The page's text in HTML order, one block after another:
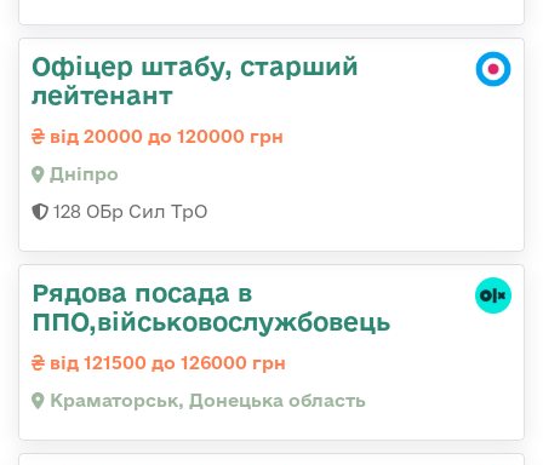
Офіцер штабу, старший
лейтенант
від 20000 до 120000 грн
Дніпро
128 ОБр Сил ТрО
Рядова посада в
ППО,військовослужбовець
від 121500 до 126000 грн
Краматорськ, Донецька область